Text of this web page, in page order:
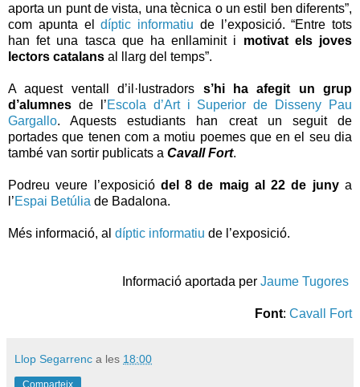
aporta un punt de vista, una tècnica o un estil ben diferents”,
com apunta eldíptic informatiu de l’exposició. “Entre tots
han fet una tasca que ha enllaminit i motivat els joves
lectors catalans al llarg del temps”.
A aquest ventall d’il·lustradors s’hi ha afegit un grup
d’alumnes de l’Escola d’Art i Superior de Disseny Pau
Gargallo. Aquests estudiants han creat un seguit de
portades que tenen com a motiu poemes que en el seu dia
també van sortir publicats a Cavall Fort.
Podreu veure l’exposició del 8 de maig al 22 de junya
l’Espai Betúlia de Badalona.
Més informació, al díptic informatiu de l’exposició.
Informació aportada per Jaume Tugores
Font: Cavall Fort
Llop Segarrenc a les 18:00
Comparteix